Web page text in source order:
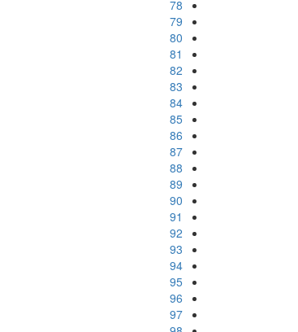
78
79
80
81
82
83
84
85
86
87
88
89
90
91
92
93
94
95
96
97